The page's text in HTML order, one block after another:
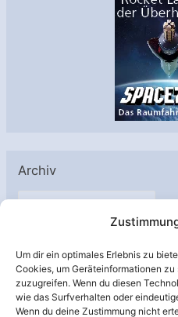
Um dir ein optimales Erlebnis zu
Cookies, um Geräteinformationen
zuzugreifen. Wenn du diesen
wie das Surfverhalten oder
Wenn du deine Zustimmung nicht
Archiv
A
h
i
v
Unterstützt von: